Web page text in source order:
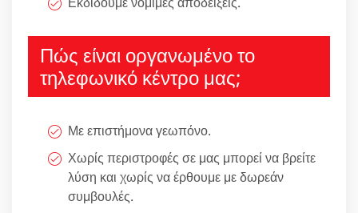
Πώς είναι οργανωμένο το
τηλεφωνικό κέντρο μας;
Με επιστήμονα γεωπόνο.
Χωρίς περιστροφές σε μας μπορεί να βρείτε
λύση και χωρίς να έρθουμε με δωρεάν
συμβουλές.